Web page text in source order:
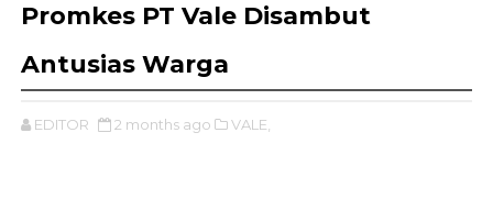
Promkes PT Vale Disambut
Antusias Warga
EDITOR 2 months ago VALE,